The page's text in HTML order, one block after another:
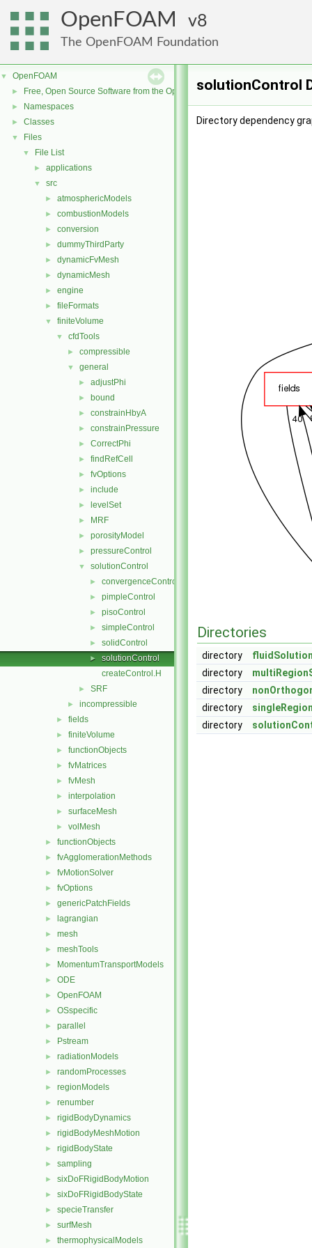
OpenFOAM 8
The OpenFOAM Foundation
▼ OpenFOAM
► Free, Open Source Software from the OpenFOAM Foundation
► Namespaces
► Classes
▼ Files
▼ File List
► applications
▼ src
► atmosphericModels
► combustionModels
► conversion
► dummyThirdParty
► dynamicFvMesh
► dynamicMesh
► engine
► fileFormats
▼ finiteVolume
▼ cfdTools
► compressible
▼ general
► adjustPhi
► bound
► constrainHbyA
► constrainPressure
► CorrectPhi
► findRefCell
► fvOptions
► include
► levelSet
► MRF
► porosityModel
► pressureControl
▼ solutionControl
► convergenceControl
► pimpleControl
► pisoControl
► simpleControl
► solidControl
►
solutionControl
createControl.H
► SRF
► incompressible
► fields
► finiteVolume
► functionObjects
► fvMatrices
► fvMesh
► interpolation
► surfaceMesh
► volMesh
► functionObjects
► fvAgglomerationMethods
► fvMotionSolver
► fvOptions
► genericPatchFields
► lagrangian
► mesh
► meshTools
► MomentumTransportModels
► ODE
► OpenFOAM
► OSspecific
► parallel
► Pstream
► radiationModels
► randomProcesses
► regionModels
► renumber
► rigidBodyDynamics
► rigidBodyMeshMotion
► rigidBodyState
► sampling
► sixDoFRigidBodyMotion
► sixDoFRigidBodyState
► specieTransfer
► surfMesh
► thermophysicalModels
solutionControl
Directory dependency
Directories
directory
directory
directory
directory
directory